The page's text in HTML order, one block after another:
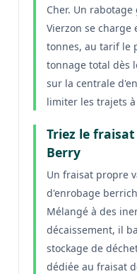
Cher. Un
Vierzon se charge
tonnes, au tarif le
tonnage total dès
sur la centrale
limiter les trajets
Triez le
Berry
Un fraisat propre
d'enrobage
Mélangé à des
décaissement, il
stockage de
dédiée au fraisat